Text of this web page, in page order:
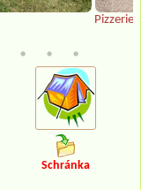
Pizzerie
Schránka